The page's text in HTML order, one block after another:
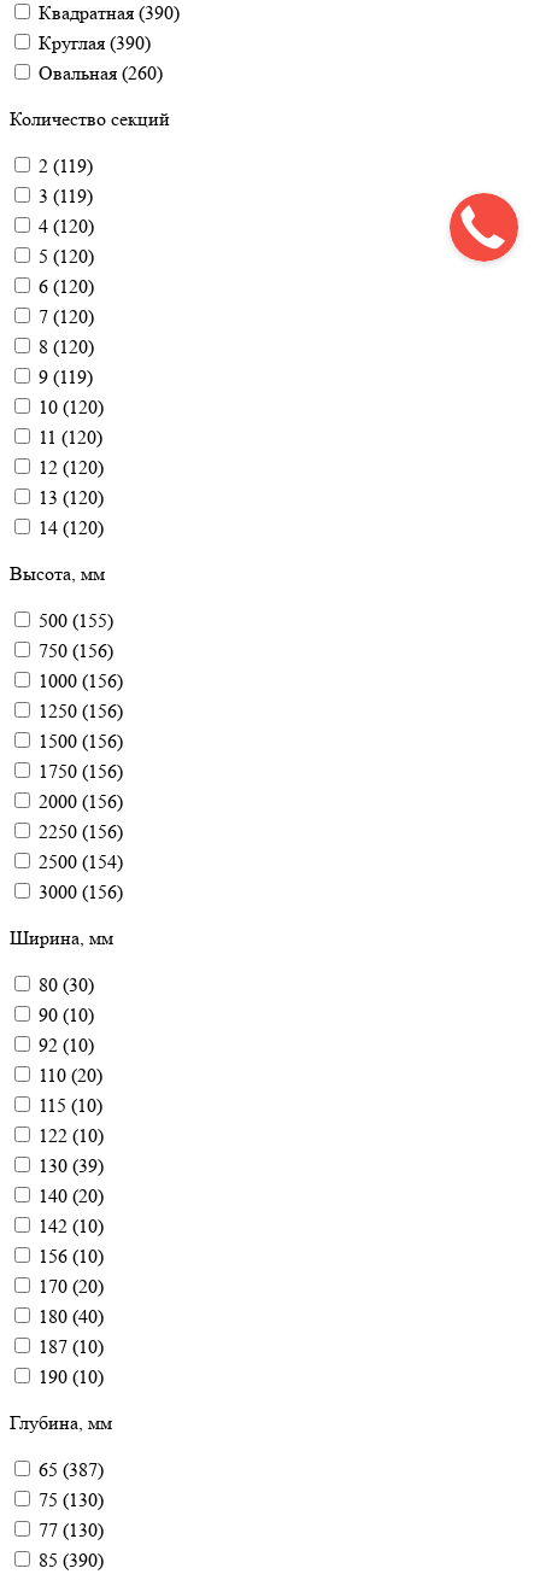
Квадратная (390)
Круглая (390)
Овальная (260)
Количество секций
2 (119)
3 (119)
4 (120)
5 (120)
6 (120)
7 (120)
8 (120)
9 (119)
10 (120)
11 (120)
12 (120)
13 (120)
14 (120)
Высота, мм
500 (155)
750 (156)
1000 (156)
1250 (156)
1500 (156)
1750 (156)
2000 (156)
2250 (156)
2500 (154)
3000 (156)
Ширина, мм
80 (30)
90 (10)
92 (10)
110 (20)
115 (10)
122 (10)
130 (39)
140 (20)
142 (10)
156 (10)
170 (20)
180 (40)
187 (10)
190 (10)
9
220(10)
230( 50)
236( 10)
240(10)
Глубина, мм
65 (387)
75 (130)
77 (130)
85 (390)